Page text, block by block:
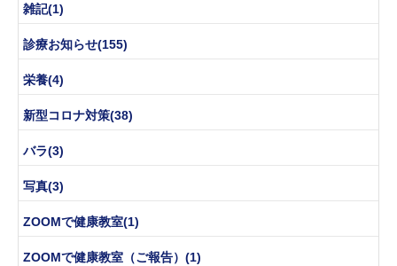
雑記(1)
診療お知らせ(155)
栄養(4)
新型コロナ対策(38)
バラ(3)
写真(3)
ZOOMで健康教室(1)
ZOOMで健康教室（ご報告）(1)